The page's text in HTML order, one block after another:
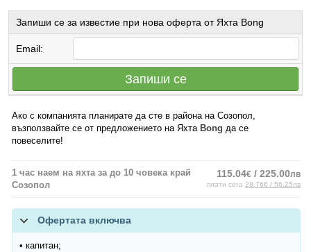
Запиши се за известие при нова оферта от Яхта Bong
Email:
Запиши се
Ако с компанията планирате да сте в района на Созопол,
възползвайте се от предложението на Яхта Bong да се
повеселите!
1 час наем на яхта за до 10 човека край
Созопол
115.04€ / 225.00лв
плати сега 28.76€ / 56.25лв
Офертата включва
• капитан;